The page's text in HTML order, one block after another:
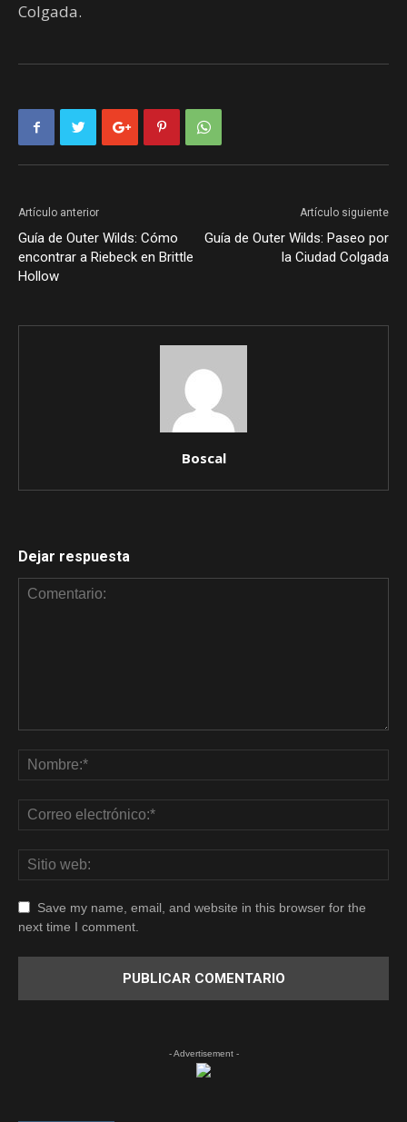
Colgada.
Artículo anterior
Guía de Outer Wilds: Cómo
encontrar a Riebeck en Brittle
Hollow
Artículo siguiente
Guía de Outer Wilds: Paseo por
la Ciudad Colgada
Boscal
Dejar respuesta
Save my name, email, and website in this browser for the
next time I comment.
- Advertisement -